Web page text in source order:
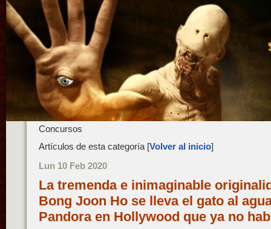
Concursos
Artículos de esta categoría [Volver al inicio]
Lun 10 Feb 2020
La tremenda e inimaginable
Bong Joon Ho se lleva el gato al
Pandora en Hollywood que ya no